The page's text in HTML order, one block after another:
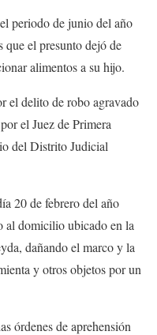
periodo de junio del año
que el presunto dejó de
alimentos a su hijo.
el delito de robo agravado
el Juez de Primera
del Distrito Judicial
20 de febrero del año
al domicilio ubicado en la
dañando el marco y la
y otros objetos por un
órdenes de aprehensión